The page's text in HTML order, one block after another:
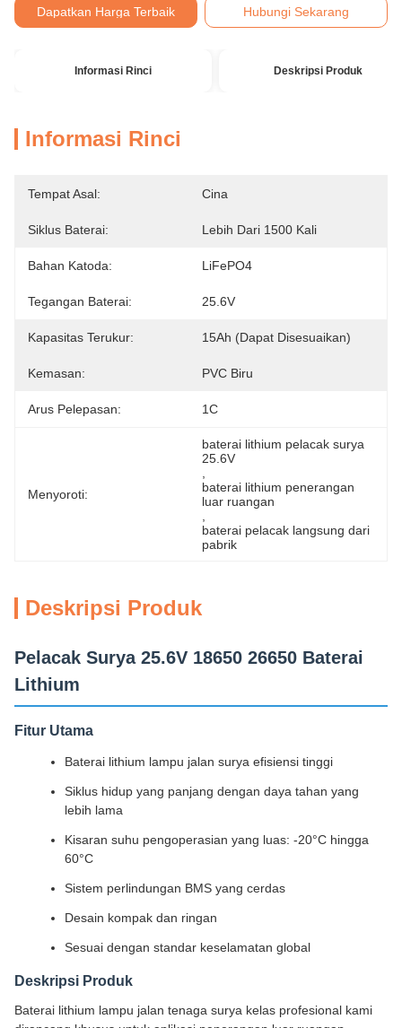
Dapatkan Harga Terbaik Hubungi Sekarang
Informasi Rinci Deskripsi Produk
Informasi Rinci
Tempat Asal: Cina
Siklus Baterai: Lebih Dari 1500 Kali
Bahan Katoda: LiFePO4
Tegangan Baterai: 25.6V
Kapasitas Terukur: 15Ah (dapat Disesuaikan)
Kemasan: PVC Biru
Arus Pelepasan: 1C
Menyoroti:
baterai lithium pelacak surya
25.6V
baterai lithium penerangan
luar ruangan
baterai pelacak langsung dari
pabrik
Deskripsi Produk
Pelacak Surya 25.6V 18650 26650 Baterai
Lithium
Fitur Utama
Baterai lithium lampu jalan surya efisiensi tinggi
Siklus hidup yang panjang dengan daya tahan yang
lebih lama
Kisaran suhu pengoperasian yang luas: -20°C hingga
60°C
Sistem perlindungan BMS yang cerdas
Desain kompak dan ringan
Sesuai dengan standar keselamatan global
Deskripsi Produk
Baterai lithium lampu jalan tenaga surya kelas profesional kami